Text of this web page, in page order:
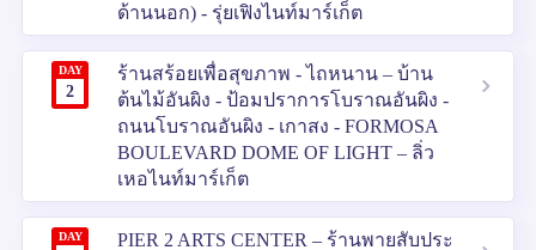
ด้านนอก) - รุ่ยเฟิงไนท์มาร์เก็ต
DAY
2
ร้านสร้อยเพื่อสุขภาพ - ไถหนาน – บ้าน
ต้นไม้อันผิง - ป้อมปราการโบราณอันผิง -
ถนนโบราณอันผิง - เกาสง - FORMOSA
BOULEVARD DOME OF LIGHT – ลิ่ว
เหอไนท์มาร์เก็ต
DAY
PIER 2 ARTS CENTER – ร้านพายสับประ